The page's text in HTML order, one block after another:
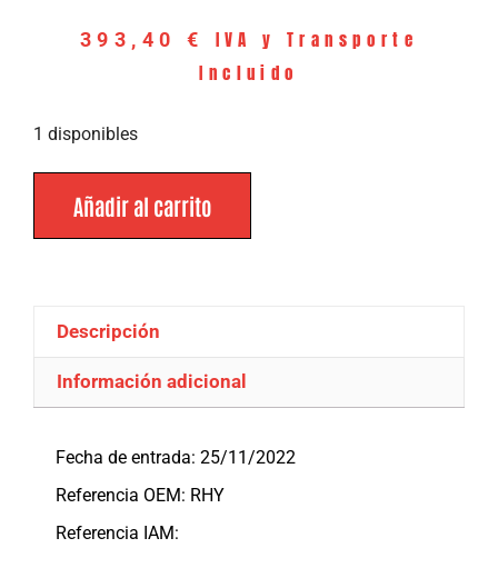
393,40 €
IVA y Transporte
Incluido
1 disponibles
Añadir al carrito
Descripción
Información adicional
Fecha de entrada: 25/11/2022
Referencia OEM: RHY
Referencia IAM: